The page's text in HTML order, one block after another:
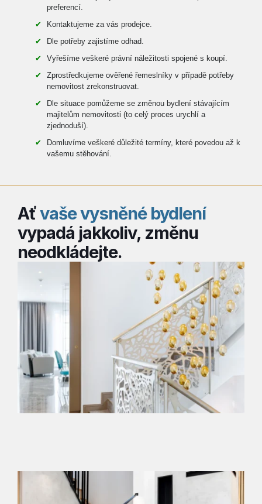
preferencí.
Kontaktujeme za vás prodejce.
Dle potřeby zajistíme odhad.
Vyřešíme veškeré právní náležitosti spojené s koupí.
Zprostředkujeme ověřené řemeslníky v případě potřeby
nemovitost zrekonstruovat.
Dle situace pomůžeme se změnou bydlení stávajícím
majitelům nemovitosti (to celý proces urychlí a
zjednoduší).
Domluvíme veškeré důležité termíny, které povedou až k
vašemu stěhování.
Aťvaše vysněné bydlení
vypadá jakkoliv, změnu
neodkládejte.